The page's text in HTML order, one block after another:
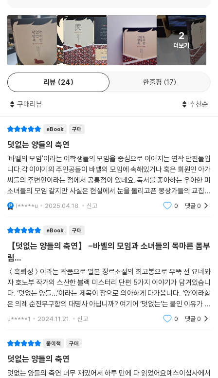
을 드러내며 독자들마저 바벨의 모임 회원들처럼 “환상과 현실을 혼동”하
게 만들고, 복잡한 현실을 잠시 잊고 어둑한 환상의 세계에 몰닉하도록 유
혹한다.
미스터리 애호가, 독서가들에게 보내는 도전장
2001년 『빙과』로 제5회 가도카와 학원 소설 대상 장려상을 수상하며 데뷔
는 세간의 평가에 안주하지 않고 미스터리 작가로서 끊임없이 장르를 연구
애거사 크리스티나 아야쓰지 유키토를 연상케 하는 클로즈드 서클 미스터
리 『인사이트 밀』(2007), 다섯 가지의 리들 스토리로 엮은 암호 미스터리
『추상오단장』(2009), 판타지와 본격 미스터리가 절묘하게 어우러지는
『부러진 용골』(2010) 등 고전 미스터리의 흔적이 농후한 작품을 차례차례
선보였다. 마찬가지로 『덧없는 양들의 축연』에도, 요네자와 호노부가 ‘미
스터리’라는 장르를 깊숙이 탐닉해온 자취는 고스란히 남아 있다.
요네자와 호노부는 『덧없는 양들의 축연』에서 자신이 의도한 공통적인 요
가)’, 그리고 ‘오래된 명문가의 이야기’라고 소개한다. 하지만 이 다섯 단편
에서 또 주목해야 할 요소는 ‘독서가를 위해 마련된 예사롭지 않은 복선’이
다.
전작에서도 고전 명작들을 곳곳에 배치하며 작가 본인의 고전에의 애착과
어마어마한 독서량을 짐작케 했던 요네자와 호노부는, 본작이 ‘바벨의 모
임’을 소재로 한 만큼 동서고금의 작품들을 원 없이 언급한다. 그는 셰익스
피어와 같은 고전 명작은 물론이고, G. K. 체스터턴, 존 딕슨 카, 스탠리 엘
가 등을 끊임없이 상기시키며 암호 같은 복선을 쌓아나간다. 미스터리를
오랫동안 읽어온 독자들이라면 어쩌면 작가가 배치한 복선으로부터 기묘
한 진상을 짐작해볼 수도 있을지도 모른다.
2
더보기
리뷰 24 한줄평 17
구매리뷰 추천순
eBook 구매
덧없는 양들의 축연
'바벨의 모임'이라는 여학생들의 모임을 중심으로 이어지는 연작 단편들입
니다.각 이야기의 주인공들이 바벨의 모임에 속해있거나 혹은 회원인 아가
씨들의 주변인이라는 점에서 공통점이 있네요. 독서를 좋아하는 우아한 미
소녀들의 모임 같지만 사실은 현실에서 눈을 돌리고픈 몽상가들의 교집합
이라는 모임 부장의 말도 의미심장해요.우아하고 기품있는 분위기에 약간
섬뜩한 느낌의 결
l*****u 2025.04.18. 신고 0 댓글0
eBook 구매
【덧없는 양들의 축연】 -바벨의 모임과 소녀들의 목마른 몸부
림…
＜흑뢰성＞이라는 작품으로 일본 장르소설의 최고봉으로 우뚝 선 요네와
자 호노부 작가의 스산한 블랙 미스터리 단편 5가지 이야기가 담겨있습니
다. ‘덧없는 양들…’이라는 제목이 참으로 의아하게 다가옵니다. ‘양’이라함
은 의례 순진무구함의 대명사 아닙니까? 여기어 ‘덧없는’는 붙인 이유가 궁
금했는데, 아직도 뚜렷하게 이해되지는 않고 있습니다.고기와 우유, 그리
u*****1 2024.11.21. 신고 0 댓글0
종이책 구매
덧없는 양들의 축연
덧없는 양들의 축연 너무 재밌어서 하루 만에 다 읽었어요예스이십사에서